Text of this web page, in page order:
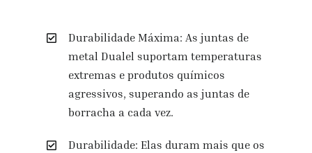
Durabilidade Máxima: As juntas de
metal Dualel suportam temperaturas
extremas e produtos químicos
agressivos, superando as juntas de
borracha a cada vez.
Durabilidade: Elas duram mais que os